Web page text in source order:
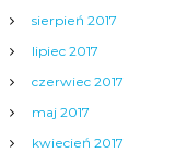
sierpień 2017
lipiec 2017
czerwiec 2017
maj 2017
kwiecień 2017